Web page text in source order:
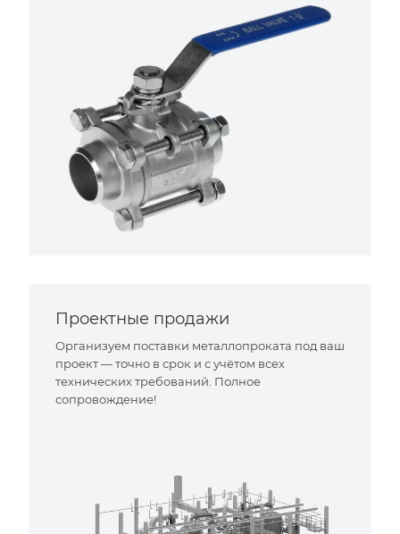
Проектные продажи
Организуем поставки металлопроката под ваш
проект — точно в срок и с учётом всех
технических требований. Полное
сопровождение!